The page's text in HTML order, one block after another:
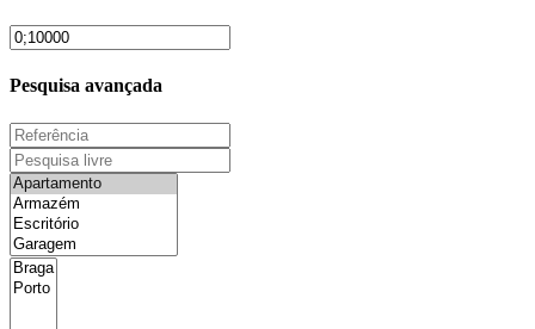
Pesquisa avançada